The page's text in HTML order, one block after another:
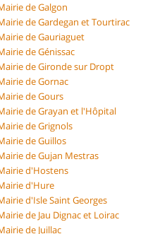
de Galgon
de Gardegan et Tourtirac
de Gauriaguet
de Génissac
de Gironde sur Dropt
de Gornac
de Gours
de Grayan et l'Hôpital
de Grignols
de Guillos
de Gujan Mestras
d'Hostens
d'Hure
d'Isle Saint Georges
de Jau Dignac et Loirac
de Juillac